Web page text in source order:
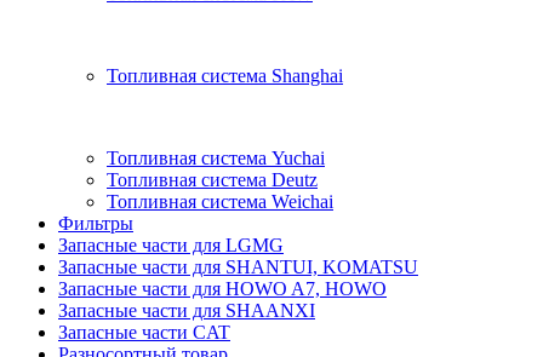
Топливная система Shanghai
Топливная система Yuchai
Топливная система Deutz
Топливная система Weichai
Фильтры
Запасные части для LGMG
Запасные части для SHANTUI, KOMATSU
Запасные части для HOWO A7, HOWO
Запасные части для SHAANXI
Запасные части CAT